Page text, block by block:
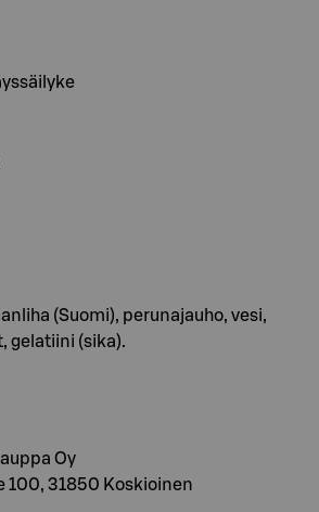
(Suomi), perunajauho, vesi,
gelatiini (sika).
Oy
100, 31850 Koskioinen